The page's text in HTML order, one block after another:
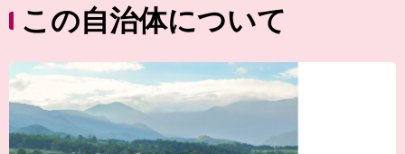
この自治体について